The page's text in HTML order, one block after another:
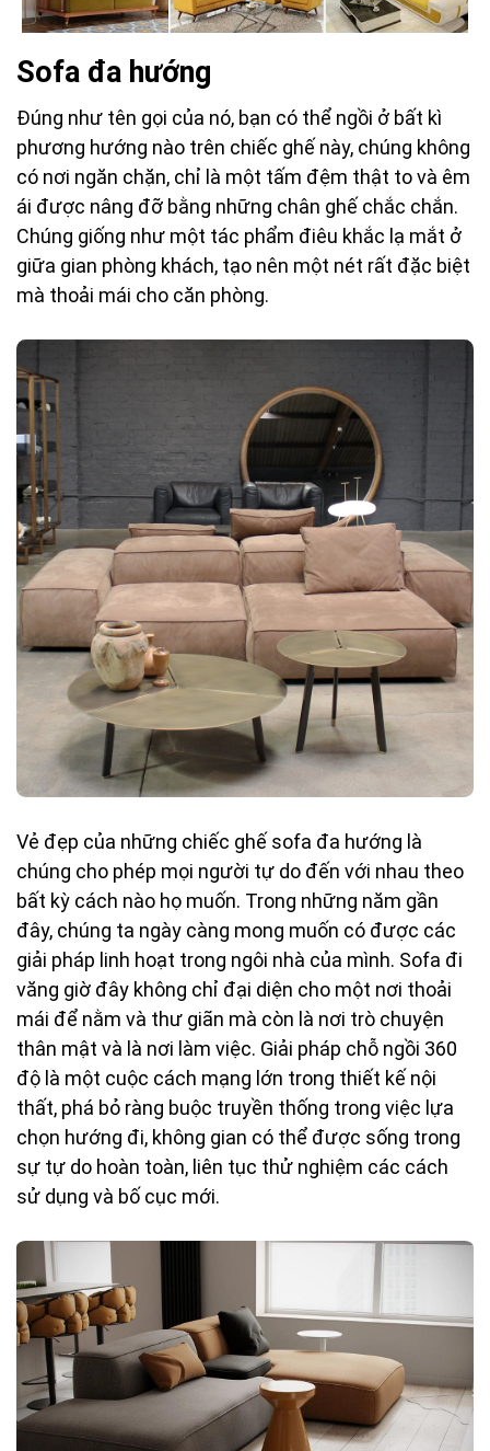
Sofa đa hướng
Đúng như tên gọi của nó, bạn có thể ngồi ở bất kì
phương hướng nào trên chiếc ghế này, chúng không
có nơi ngăn chặn, chỉ là một tấm đệm thật to và êm
ái được nâng đỡ bằng những chân ghế chắc chắn.
Chúng giống như một tác phẩm điêu khắc lạ mắt ở
giữa gian phòng khách, tạo nên một nét rất đặc biệt
mà thoải mái cho căn phòng.
Vẻ đẹp của những chiếc ghế sofa đa hướng là
chúng cho phép mọi người tự do đến với nhau theo
bất kỳ cách nào họ muốn. Trong những năm gần
đây, chúng ta ngày càng mong muốn có được các
giải pháp linh hoạt trong ngôi nhà của mình. Sofa đi
văng giờ đây không chỉ đại diện cho một nơi thoải
mái để nằm và thư giãn mà còn là nơi trò chuyện
thân mật và là nơi làm việc. Giải pháp chỗ ngồi 360
độ là một cuộc cách mạng lớn trong thiết kế nội
thất, phá bỏ ràng buộc truyền thống trong việc lựa
chọn hướng đi, không gian có thể được sống trong
sự tự do hoàn toàn, liên tục thử nghiệm các cách
sử dụng và bố cục mới.